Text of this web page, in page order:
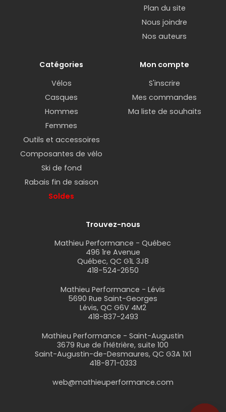
Plan du site
Nous joindre
Nos auteurs
Catégories
Vélos
Casques
Hommes
Femmes
Outils et accessoires
Composantes de vélo
Ski de fond
Rabais fin de saison
Soldes
Mon compte
S'inscrire
Mes commandes
Ma liste de souhaits
Trouvez-nous
Mathieu Performance - Québec
496 1re Avenue
Québec, QC G1L 3J8
418-524-2650
Mathieu Performance - Lévis
5690 Rue Saint-Georges
Lévis, QC G6V 4M2
418-837-2493
Mathieu Performance - Saint-Augustin
3679 Rue de l'Hêtrière, suite 100
Saint-Augustin-de-Desmaures, QC G3A 1X1
418-871-0333
web@mathieuperformance.com